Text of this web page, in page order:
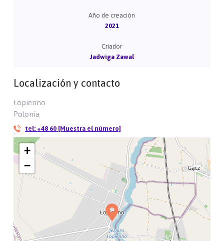
Año de creación
2021
Criador
Jadwiga Zawal
Localización y contacto
Łopienno
Polonia
tel: +48 60 [Muestra el número]
+
−